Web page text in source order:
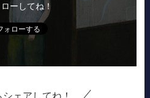
ーしてね！
ェアしてね！